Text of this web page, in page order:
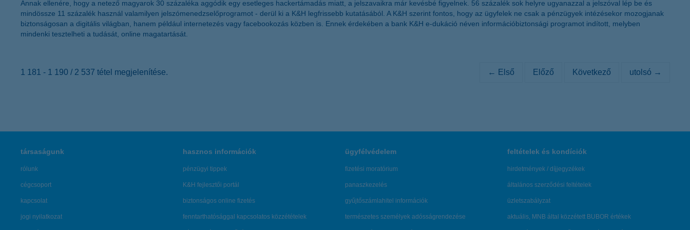
Annak ellenére, hogy a netező magyarok 30 százaléka aggódik egy esetleges hackertámadás miatt, a jelszavaikra már kevésbé figyelnek. 56 százalék sok helyre ugyanazzal a jelszóval lép be és
mindössze 11 százalék használ valamilyen jelszómenedzselőprogramot - derül ki a K&H legfrissebb kutatásából. A K&H szerint fontos, hogy az ügyfelek ne csak a pénzügyek intézésekor mozogjanak
biztonságosan a digitális világban, hanem például internetezés vagy facebookozás közben is. Ennek érdekében a bank K&H e-dukáció néven információbiztonsági programot indított, melyben
mindenki tesztelheti a tudását, online magatartását.
1 181 - 1 190 / 2 537 tétel megjelenítése. ← Első Előző Következő utolsó →
társaságunk
rólunk
cégcsoport
kapcsolat
jogi nyilatkozat
hasznos információk
pénzügyi tippek
K&H fejlesztői portál
biztonságos online fizetés
fenntarthatósággal kapcsolatos közzétételek
ügyfélvédelem
fizetési moratórium
panaszkezelés
gyűjtőszámlahitel információk
természetes személyek adósságrendezése
feltételek és kondíciók
hirdetmények / díjjegyzékek
általános szerződési feltételek
üzletszabályzat
aktuális, MNB által közzétett BUBOR értékek